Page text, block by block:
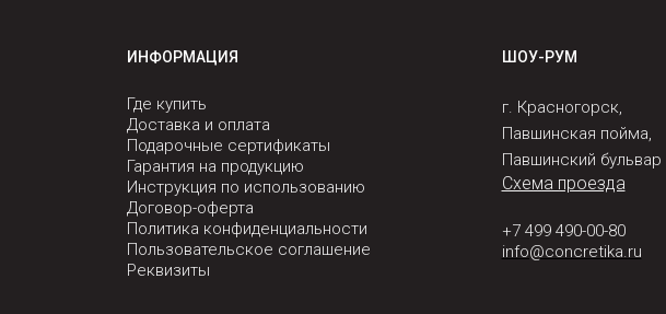
ИНФОРМАЦИЯ
Где купить
Доставка и оплата
Подарочные сертификаты
Гарантия на продукцию
Инструкция по использованию
Договор-оферта
Политика конфиденциальности
Пользовательское соглашение
Реквизиты
ШОУ-РУМ
г. Красногорск,
Павшинская пойма,
Павшинский бульвар
Схема проезда
+7 499 490-00-80
info@concretika.ru